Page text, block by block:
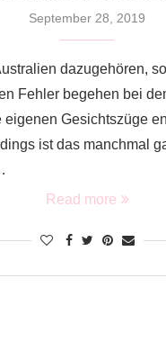
September 28, 2019
dazugehören,
Fehler begehen bei
eigenen Gesichtszüge
ist das manchmal
Read more